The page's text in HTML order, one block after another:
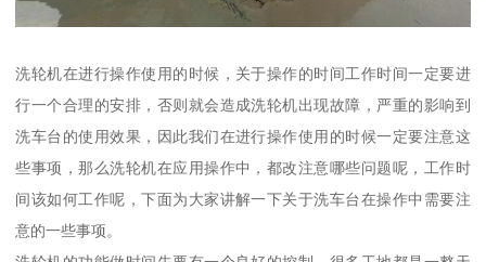
洗轮机在进行操作使用的时候，关于操作的时间工作时间一定要进
行一个合理的安排，否则就会造成洗轮机出现故障，严重的影响到
洗车台的使用效果，因此我们在进行操作使用的时候一定要注意这
些事项，那么洗轮机在应用操作中，都改注意哪些问题呢，工作时
间该如何工作呢，下面为大家讲解一下关于洗车台在操作中需要注
意的一些事项。